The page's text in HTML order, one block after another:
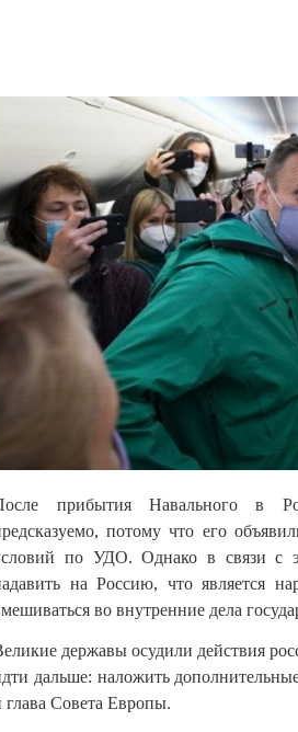
прибытия Навального в
потому что его
по УДО. Однако в связи с
на Россию, что является
во внутренние дела
державы осудили действия
дальше: наложить
глава Совета Европы.